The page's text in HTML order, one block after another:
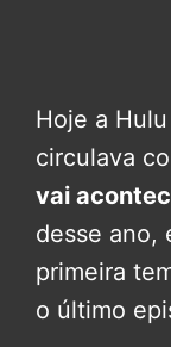
Hoje a
circulava
vai
desse ano,
primeira
o último